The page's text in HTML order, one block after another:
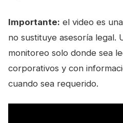
Importante: el video es
no sustituye asesoría legal.
monitoreo solo donde sea
corporativos y con
cuando sea requerido.